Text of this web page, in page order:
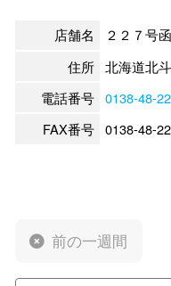
店舗名
２２７号
住所 北海道北
電話番号 0138-48-
FAX番号 0138-48-
前の一週間